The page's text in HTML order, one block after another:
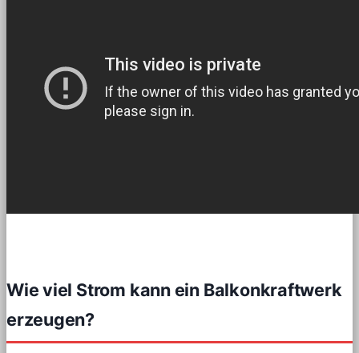
Wie viel Strom kann ein Balkonkraftwerk
erzeugen?